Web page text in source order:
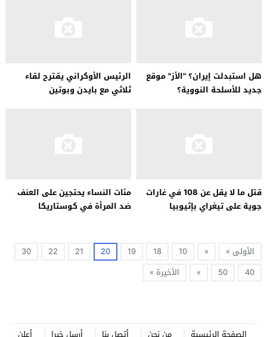
هل استبدلت إيران؟ "الأز" موقع
جديد للأسلحة النووية؟
الرئيس الأوكراني يقترح لقاء
ثلاثي مع بايدن وبوتين
قتل ما لا يقل عن 108 في غارات
جوية على تيغراي بإثيوبيا
مئات النساء يحتجين على العنف
ضد المرأة في كوستاريكا
الأولى » «
10
18
19
20
21
22
30
40
50
» الأخيرة »